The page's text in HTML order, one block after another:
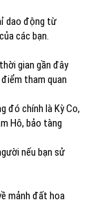
dao động từ
các bạn.
gian gần đây
tham quan
đó chính là Kỳ Co,
Hô, bảo tàng
nếu bạn sử
mảnh đất hoa